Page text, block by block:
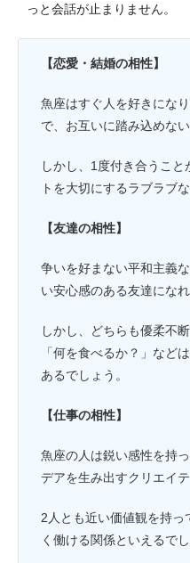
っと会話が止まりません。
【恋愛・結婚の相性】
魚座はすぐ人を好きにな
で、お互いに踏み込めな
しかし、1度付き合うこ
トを大切にするラブラブ
【友達の相性】
争いを好まない平和主義
い安心感のある友達になれ
しかし、どちらも優柔不
「何を食べるか？」など
あるでしょう。
【仕事の相性】
魚座の人は鋭い感性を持
デアを生み出すクリエイ
2人とも近い価値観を持っ
く働ける関係といえるでし